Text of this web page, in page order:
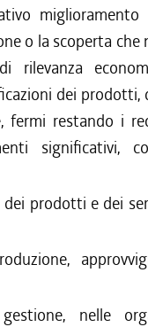
o la scoperta che
rilevanza
dei prodotti,
fermi restando i
significativi,
prodotti e dei
nelle